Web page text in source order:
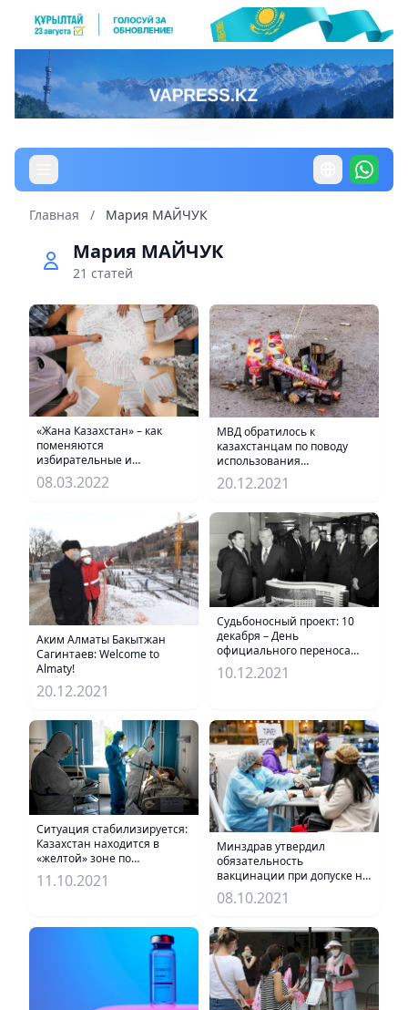
Главная / Мария МАЙЧУК
Мария МАЙЧУК
21 статей
«Жана Казахстан» – как
поменяются
избирательные и
партийные механизмы
страны
08.03.2022
МВД обратилось к
казахстанцам по поводу
использования
пиротехнических изделий
20.12.2021
Аким Алматы Бакытжан
Сагинтаев: Welcome to
Almaty!
20.12.2021
Судьбоносный проект: 10
декабря – День
официального переноса
столицы РК
10.12.2021
Ситуация стабилизируется:
Казахстан находится в
«желтой» зоне по
коронавирусу
11.10.2021
Минздрав утвердил
обязательность
вакцинации при допуске на
работу
08.10.2021